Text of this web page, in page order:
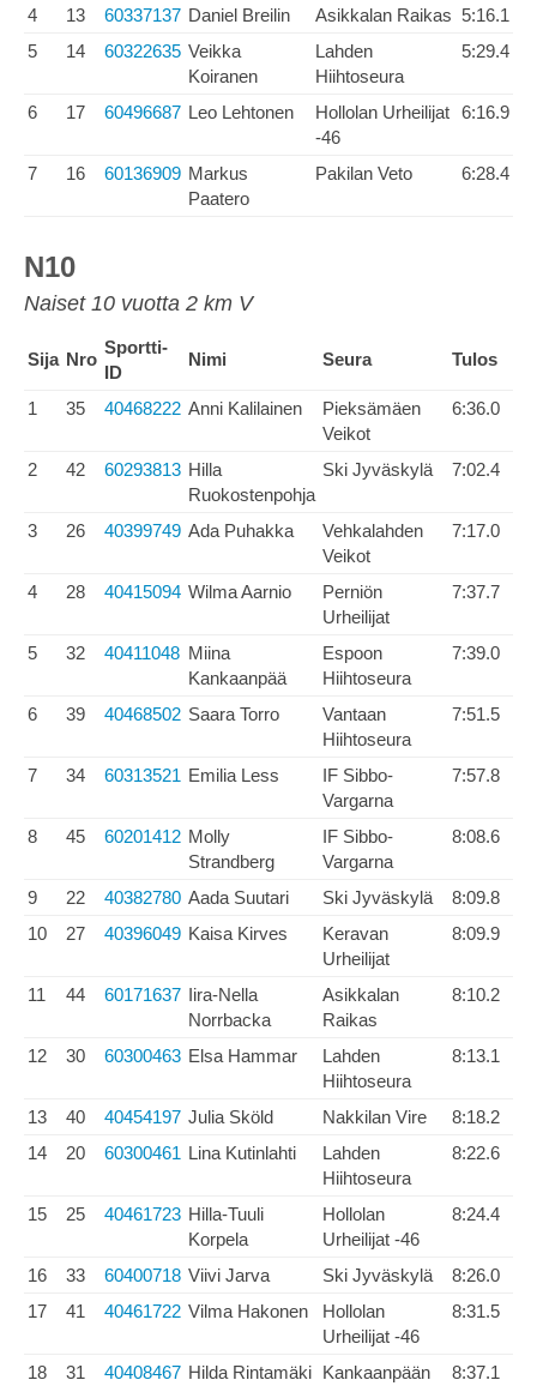
4 13 60337137 Daniel Breilin Asikkalan Raikas 5:16.1
5
14 60322635 Veikka
Koiranen
Lahden
Hiihtoseura
5:29.4
6 17 60496687 Leo Lehtonen
Hollolan Urheilijat
-46
6:16.9
7 16 60136909 Markus
Paatero
Pakilan Veto 6:28.4
N10
Naiset 10 vuotta 2 km V
Sija Nro
Sportti-
ID
Nimi Seura Tulos
1 35 40468222 Anni Kalilainen
Pieksämäen
Veikot
6:36.0
2 42 60293813 Hilla
Ruokostenpohja
Ski Jyväskylä 7:02.4
3 26 40399749 Ada Puhakka
Vehkalahden
Veikot
7:17.0
4 28 40415094 Wilma Aarnio
Perniön
Urheilijat
7:37.7
5 32 40411048 Miina
Kankaanpää
Espoon
Hiihtoseura
7:39.0
6 39 40468502 Saara Torro
Vantaan
Hiihtoseura
7:51.5
7 34 60313521 Emilia Less
IF Sibbo-
Vargarna
7:57.8
8 45 60201412 Molly
Strandberg
IF Sibbo-
Vargarna
8:08.6
9 22 40382780 Aada Suutari Ski Jyväskylä
8:09.8
10
27 40396049 Kaisa Kirves
Keravan
Urheilijat
8:09.9
11 44 60171637 Iira-Nella
Norrbacka
Asikkalan
Raikas
8:10.2
12 30 60300463 Elsa Hammar
Lahden
Hiihtoseura
8:13.1
13 40 40454197 Julia Sköld Nakkilan Vire
8:18.2
14
20 60300461 Lina Kutinlahti
Lahden
Hiihtoseura
8:22.6
15 25 40461723 Hilla-Tuuli
Korpela
Hollolan
Urheilijat -46
8:24.4
16 33 60400718 Viivi Jarva Ski Jyväskylä
8:26.0
17
41 40461722 Vilma Hakonen
Hollolan
Urheilijat -46
8:31.5
18 31 40408467 Hilda Rintamäki Kankaanpään
8:37.1